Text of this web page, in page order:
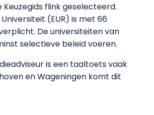
flink geselecteerd.
(EUR) is met 66
De universiteiten van
selectieve beleid voeren.
is een taaltoets vaak
en Wageningen komt dit